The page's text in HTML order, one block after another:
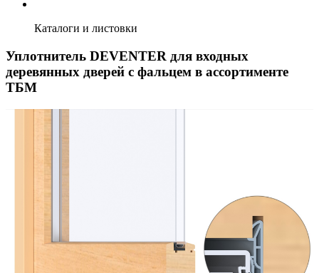
Каталоги и листовки
Уплотнитель DEVENTER для входных
деревянных дверей с фальцем в ассортименте
ТБМ